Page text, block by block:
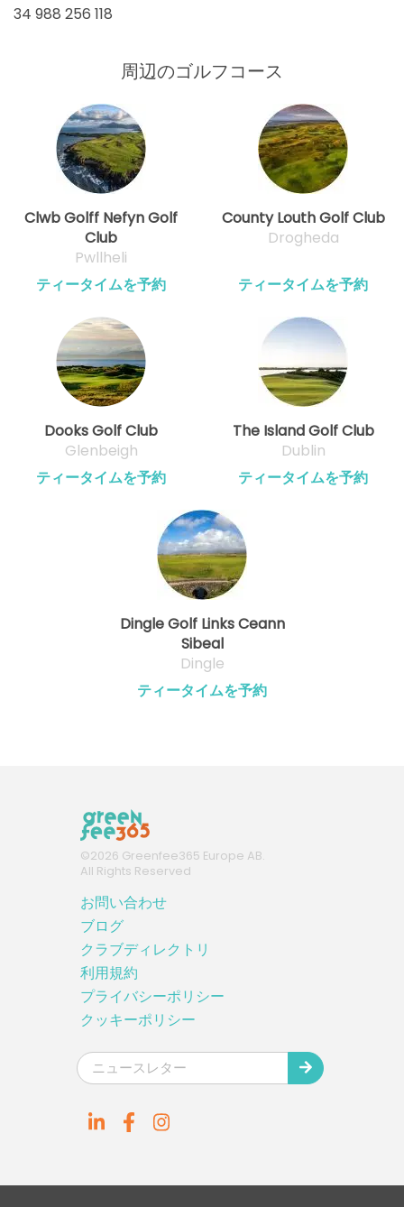
34 988 256 118
周辺のゴルフコース
Clwb Golff Nefyn Golf
Club
Pwllheli
ティータイムを予約
County Louth Golf Club
Drogheda
ティータイムを予約
Dooks Golf Club
Glenbeigh
ティータイムを予約
The Island Golf Club
Dublin
ティータイムを予約
Dingle Golf Links Ceann
Sibeal
Dingle
ティータイムを予約
©2026 Greenfee365 Europe AB.
All Rights Reserved
お問い合わせ
ブログ
クラブディレクトリ
利用規約
プライバシーポリシー
クッキーポリシー